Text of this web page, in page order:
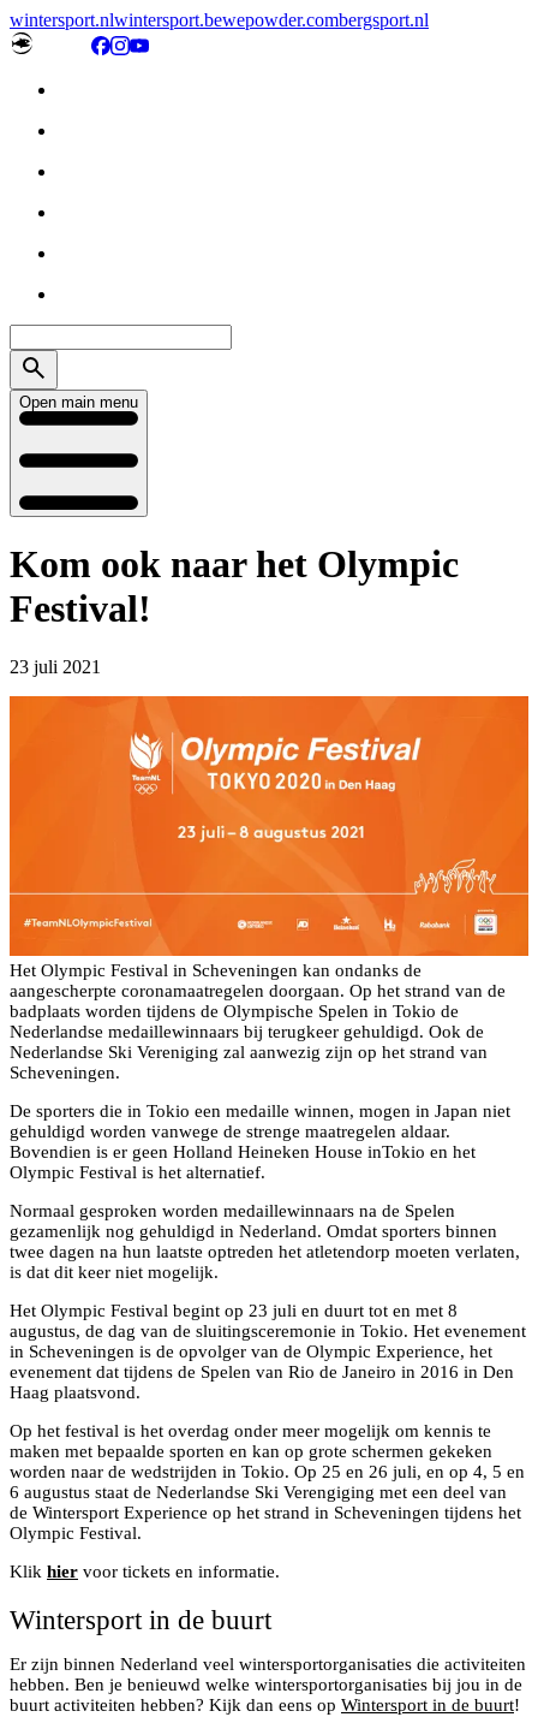
wintersport.nlwintersport.bewepowder.combergsport.nl
Open main menu
Kom ook naar het Olympic
Festival!
23 juli 2021
Het Olympic Festival in Scheveningen kan ondanks de
aangescherpte coronamaatregelen doorgaan. Op het strand van de
badplaats worden tijdens de Olympische Spelen in Tokio de
Nederlandse medaillewinnaars bij terugkeer gehuldigd. Ook de
Nederlandse Ski Vereniging zal aanwezig zijn op het strand van
Scheveningen.
De sporters die in Tokio een medaille winnen, mogen in Japan niet
gehuldigd worden vanwege de strenge maatregelen aldaar.
Bovendien is er geen Holland Heineken House inTokio en het
Olympic Festival is het alternatief.
Normaal gesproken worden medaillewinnaars na de Spelen
gezamenlijk nog gehuldigd in Nederland. Omdat sporters binnen
twee dagen na hun laatste optreden het atletendorp moeten verlaten,
is dat dit keer niet mogelijk.
Het Olympic Festival begint op 23 juli en duurt tot en met 8
augustus, de dag van de sluitingsceremonie in Tokio. Het evenement
in Scheveningen is de opvolger van de Olympic Experience, het
evenement dat tijdens de Spelen van Rio de Janeiro in 2016 in Den
Haag plaatsvond.
Op het festival is het overdag onder meer mogelijk om kennis te
maken met bepaalde sporten en kan op grote schermen gekeken
worden naar de wedstrijden in Tokio. Op 25 en 26 juli, en op 4, 5 en
6 augustus staat de Nederlandse Ski Verengiging met een deel van
de Wintersport Experience op het strand in Scheveningen tijdens het
Olympic Festival.
Klik hier voor tickets en informatie.
Wintersport in de buurt
Er zijn binnen Nederland veel wintersportorganisaties die activiteiten
hebben. Ben je benieuwd welke wintersportorganisaties bij jou in de
buurt activiteiten hebben? Kijk dan eens op Wintersport in de buurt!